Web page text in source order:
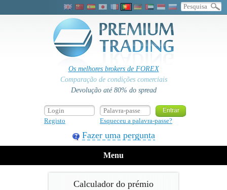
Os melhores brokers de FOREX
Comparação de condições comerciais
Devolução até 80% do spread
Registo Esqueceu a palavra-passe?
Fazer uma pergunta
Menu
Calculador do prémio